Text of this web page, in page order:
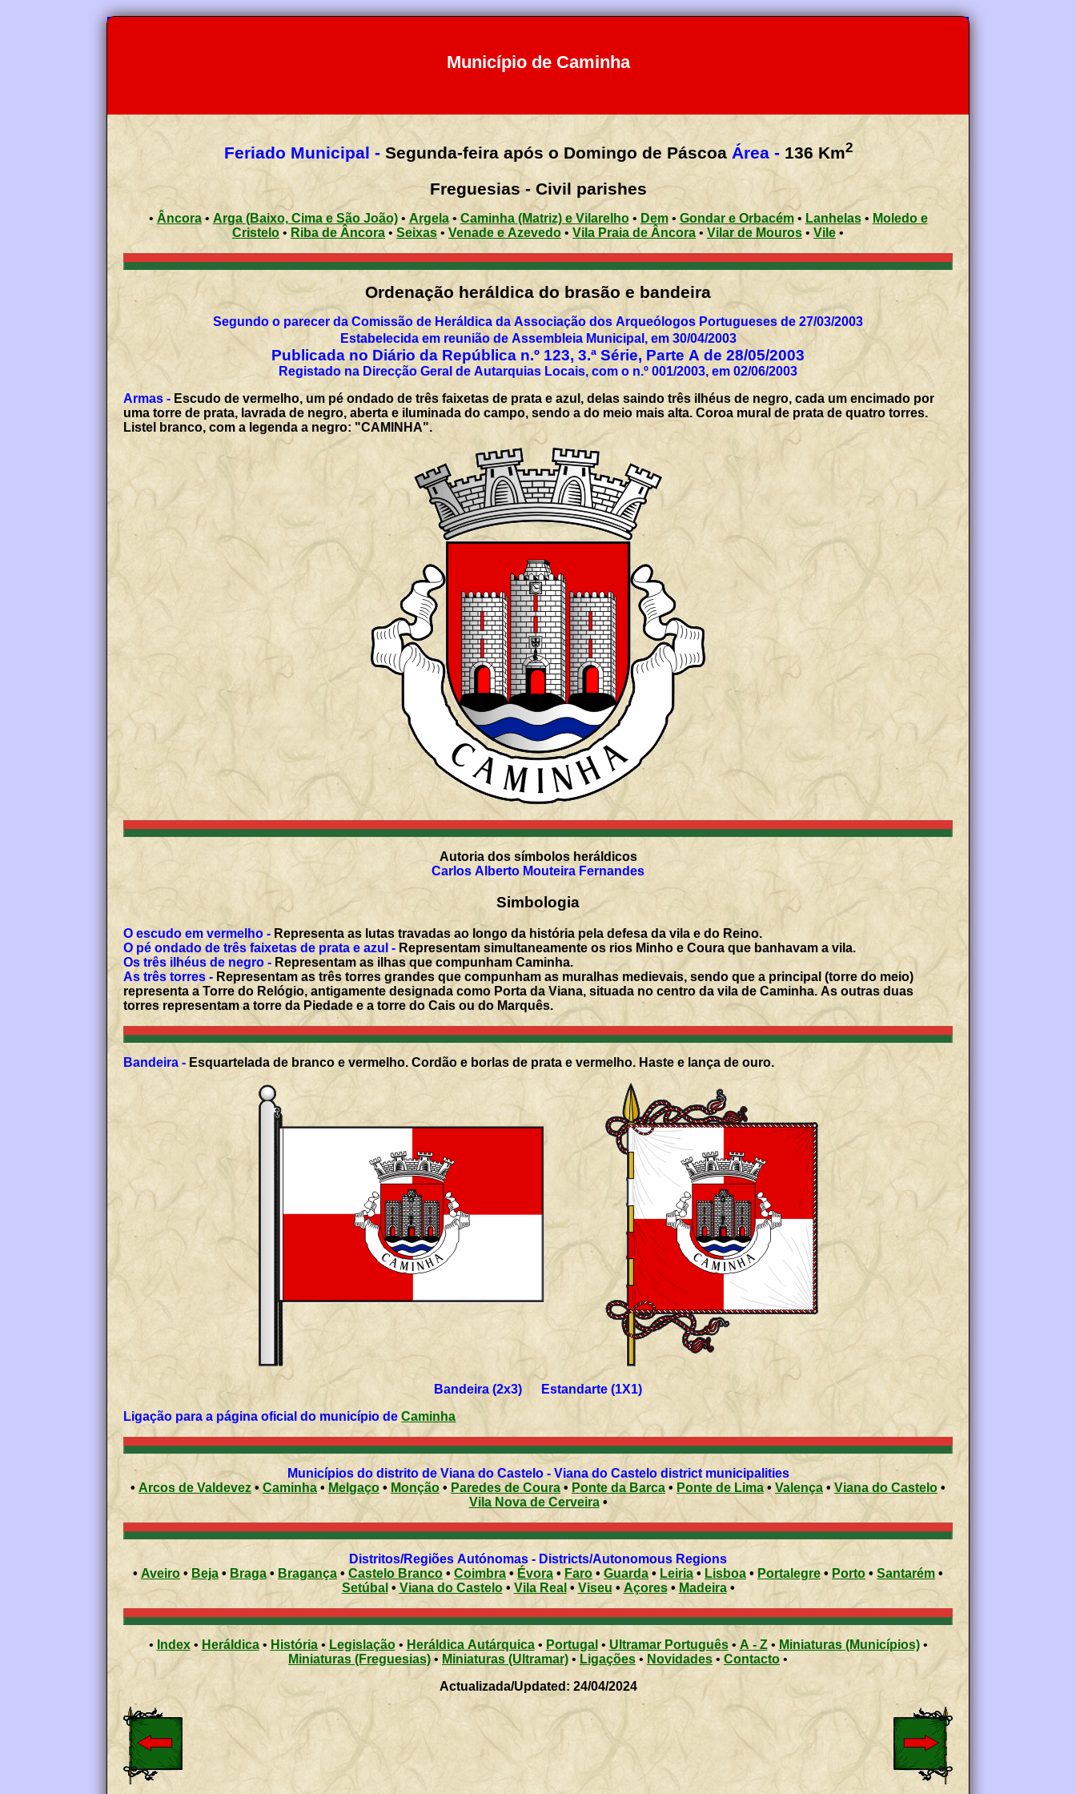
Município de Caminha
Feriado Municipal - Segunda-feira após o Domingo de Páscoa Área - 136 Km2
Freguesias - Civil parishes
• Âncora• Arga (Baixo, Cima e São João)• Argela• Caminha (Matriz) e Vilarelho• Dem• Gondar e Orbacém• Lanhelas• Moledo e
Cristelo • Riba de Âncora • Seixas • Venade e Azevedo • Vila Praia de Âncora • Vilar de Mouros • Vile •
Ordenação heráldica do brasão e bandeira
Segundo o parecer da Comissão de Heráldica da Associação dos Arqueólogos Portugueses de 27/03/2003
Estabelecida em reunião de Assembleia Municipal, em 30/04/2003
Publicada no Diário da República n.º 123, 3.ª Série, Parte A de 28/05/2003
Registado na Direcção Geral de Autarquias Locais, com o n.º 001/2003, em 02/06/2003
Armas - Escudo de vermelho, um pé ondado de três faixetas de prata e azul, delas saindo três ilhéus de negro, cada um encimado por
uma torre de prata, lavrada de negro, aberta e iluminada do campo, sendo a do meio mais alta. Coroa mural de prata de quatro torres.
Listel branco, com a legenda a negro: "CAMINHA".
Autoria dos símbolos heráldicos
Carlos Alberto Mouteira Fernandes
Simbologia
O escudo em vermelho - Representa as lutas travadas ao longo da história pela defesa da vila e do Reino.
O pé ondado de três faixetas de prata e azul -Representam simultaneamente os rios Minho e Coura que banhavam a vila.
Os três ilhéus de negro - Representam as ilhas que compunham Caminha.
As três torres - Representam as três torres grandes que compunham as muralhas medievais, sendo que a principal (torre do meio)
representa a Torre do Relógio, antigamente designada como Porta da Viana, situada no centro da vila de Caminha. As outras duas
torres representam a torre da Piedade e a torre do Cais ou do Marquês.
Bandeira - Esquartelada de branco e vermelho. Cordão e borlas de prata e vermelho. Haste e lança de ouro.
Bandeira (2x3) Estandarte (1X1)
Ligação para a página oficial do município de Caminha
Municípios do distrito de Viana do Castelo - Viana do Castelo district municipalities
• Arcos de Valdevez •Caminha • Melgaço • Monção• Paredes de Coura • Ponte da Barca • Ponte de Lima • Valença • Viana do Castelo •
Vila Nova de Cerveira•
Distritos/Regiões Autónomas - Districts/Autonomous Regions
• Aveiro • Beja • Braga• Bragança • Castelo Branco• Coimbra • Évora • Faro • Guarda • Leiria• Lisboa•Portalegre • Porto • Santarém•
Setúbal • Viana do Castelo• Vila Real • Viseu • Açores • Madeira •
• Index•Heráldica• História • Legislação • Heráldica Autárquica• Portugal • Ultramar Português• A - Z• Miniaturas (Municípios)•
Miniaturas (Freguesias)•Miniaturas (Ultramar) • Ligações •Novidades • Contacto •
Actualizada/Updated: 24/04/2024